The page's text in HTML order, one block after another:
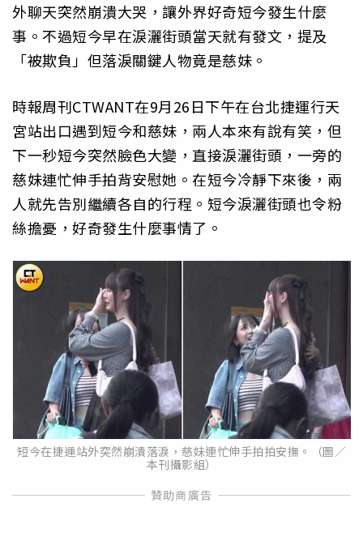
外聊天突然崩潰大哭，讓外界好奇短今發生什麼
事。不過短今早在淚灑街頭當天就有發文，提及
「被欺負」但落淚關鍵人物竟是慈妹。
時報周刊CTWANT在9月26日下午在台北捷運行天
宮站出口遇到短今和慈妹，兩人本來有說有笑，但
下一秒短今突然臉色大變，直接淚灑街頭，一旁的
慈妹連忙伸手拍背安慰她。在短今冷靜下來後，兩
人就先告別繼續各自的行程。短今淚灑街頭也令粉
絲擔憂，好奇發生什麼事情了。
短今在捷運站外突然崩潰落淚，慈妹連忙伸手拍拍安撫。（圖／
本刊攝影組）